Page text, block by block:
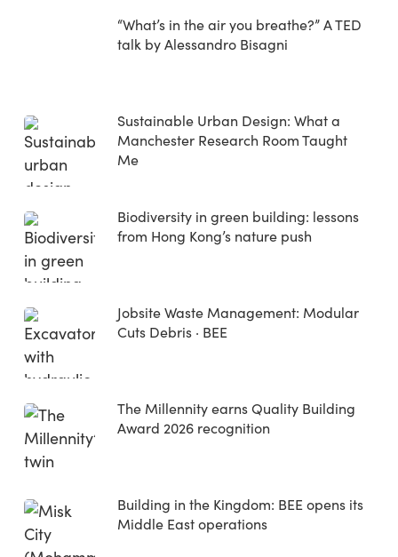
“What’s in the air you breathe?” A TED
talk by Alessandro Bisagni
Sustainable Urban Design: What a
Manchester Research Room Taught
Me
Biodiversity in green building: lessons
from Hong Kong’s nature push
Jobsite Waste Management: Modular
Cuts Debris · BEE
The Millennity earns Quality Building
Award 2026 recognition
Building in the Kingdom: BEE opens its
Middle East operations